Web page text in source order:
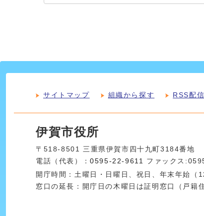
サイトマップ 組織から探す RSS配
伊賀市役所
〒518-8501 三重県伊賀市四十九町3184番地
電話（代表）：0595-22-9611 ファックス
開庁時間：土曜日・日曜日、祝日、年末年始
窓口の延長：開庁日の木曜日は証明窓口（戸籍